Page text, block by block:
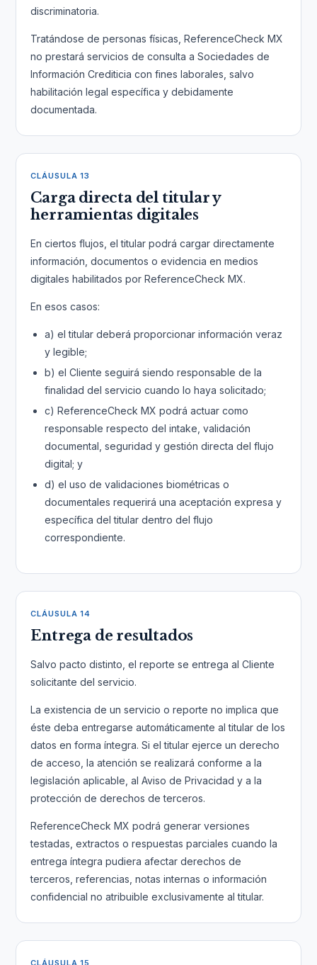
discriminatoria.
Tratándose de personas físicas, ReferenceCheck MX
no prestará servicios de consulta a Sociedades de
Información Crediticia con fines laborales, salvo
habilitación legal específica y debidamente
documentada.
CLÁUSULA 13
Carga directa del titular y
herramientas digitales
En ciertos flujos, el titular podrá cargar directamente
información, documentos o evidencia en medios
digitales habilitados por ReferenceCheck MX.
En esos casos:
a) el titular deberá proporcionar información veraz
y legible;
b) el Cliente seguirá siendo responsable de la
finalidad del servicio cuando lo haya solicitado;
c) ReferenceCheck MX podrá actuar como
responsable respecto del intake, validación
documental, seguridad y gestión directa del flujo
digital; y
d) el uso de validaciones biométricas o
documentales requerirá una aceptación expresa y
específica del titular dentro del flujo
correspondiente.
CLÁUSULA 14
Entrega de resultados
Salvo pacto distinto, el reporte se entrega al Cliente
solicitante del servicio.
La existencia de un servicio o reporte no implica que
éste deba entregarse automáticamente al titular de los
datos en forma íntegra. Si el titular ejerce un derecho
de acceso, la atención se realizará conforme a la
legislación aplicable, al Aviso de Privacidad y a la
protección de derechos de terceros.
ReferenceCheck MX podrá generar versiones
testadas, extractos o respuestas parciales cuando la
entrega íntegra pudiera afectar derechos de
terceros, referencias, notas internas o información
confidencial no atribuible exclusivamente al titular.
CLÁUSULA 15